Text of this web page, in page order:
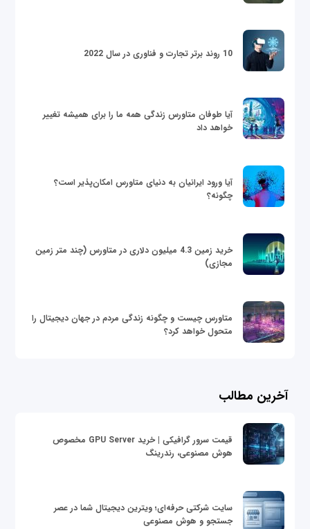
10 روند برتر تجارت و فناوری در سال 2022
آیا طوفان متاورس زندگی همه ما را برای همیشه تغییر
خواهد داد
آیا ورود ایرانیان به دنیای متاورس امکان‌پذیر است؟
چگونه؟
خرید زمین 4.3 میلیون دلاری در متاورس (چند متر زمین
مجازی)
متاورس چیست و چگونه زندگی مردم در جهان دیجیتال را
متحول خواهد کرد؟
آخرین مطالب
قیمت سرور گرافیکی | خرید GPU Server مخصوص
هوش مصنوعی، رندرینگ
سایت شرکتی حرفه‌ای؛ ویترین دیجیتال شما در عصر
جستجو و هوش مصنوعی